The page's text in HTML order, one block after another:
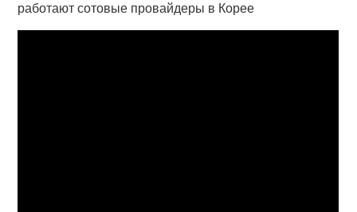
работают сотовые провайдеры в Корее